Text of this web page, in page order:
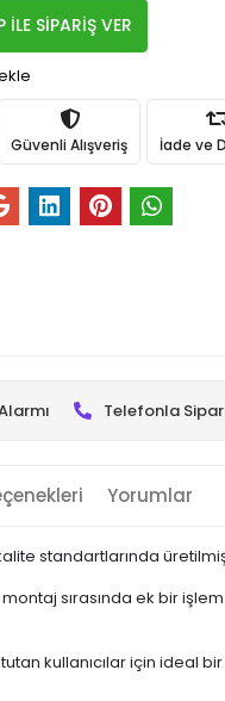
SİPARİŞ VER
Güvenli Alışveriş İade ve
Telefonla
Yorumlar
standartlarında
sırasında ek bir işlem
kullanıcılar için ideal